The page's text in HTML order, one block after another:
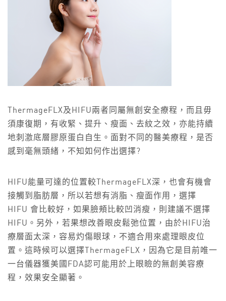
ThermageFLX及HIFU兩者同屬無創安全療程，而且毋
須康復期，有收緊、提升、瘦面、去紋之效，亦能持續
地刺激底層膠原蛋白自生。面對不同的醫美療程，是否
感到毫無頭緒，不知如何作出選擇?
HIFU能量可達的位置較ThermageFLX深，也會有機會
接觸到脂肪層，所以若想有消脂、瘦面作用，選擇
HIFU 會比較好，如果臉頰比較凹消瘦，則建議不選擇
HIFU。另外，若果想改善眼皮鬆弛位置，由於HIFU治
療層面太深，容易灼傷眼球，不適合用來處理眼皮位
置。這時候可以選擇ThermageFLX，因為它是目前唯一
一台儀器獲美國FDA認可能用於上眼瞼的無創美容療
程，效果安全顯著。